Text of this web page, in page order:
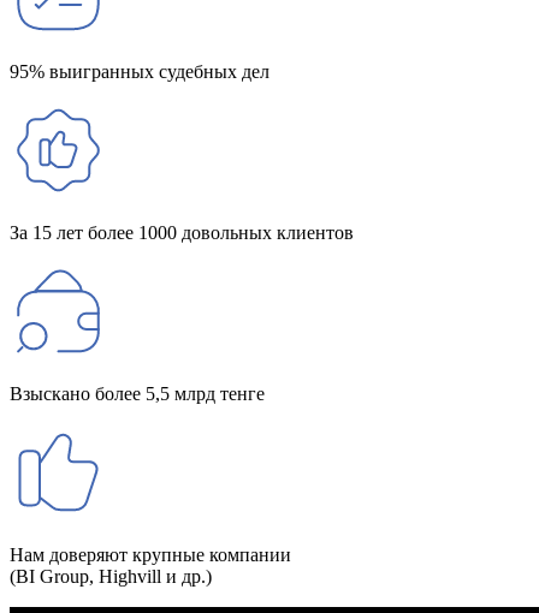
95% выигранных судебных дел
За 15 лет более 1000 довольных клиентов
Взыскано более 5,5 млрд тенге
Нам доверяют крупные компании
(BI Group, Highvill и др.)